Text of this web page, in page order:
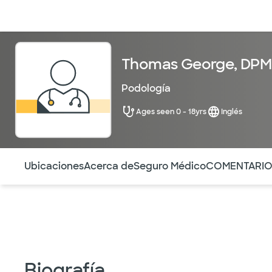
Thomas George, DPM
Podología
Ages seen 0 - 18yrs Inglés
UbicacionesAcerca deSeguro Médico